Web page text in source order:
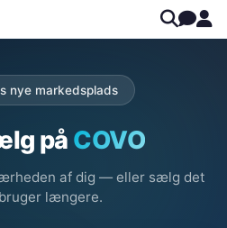
nye markedsplads
på COVO
af dig — eller sælg det
længere.